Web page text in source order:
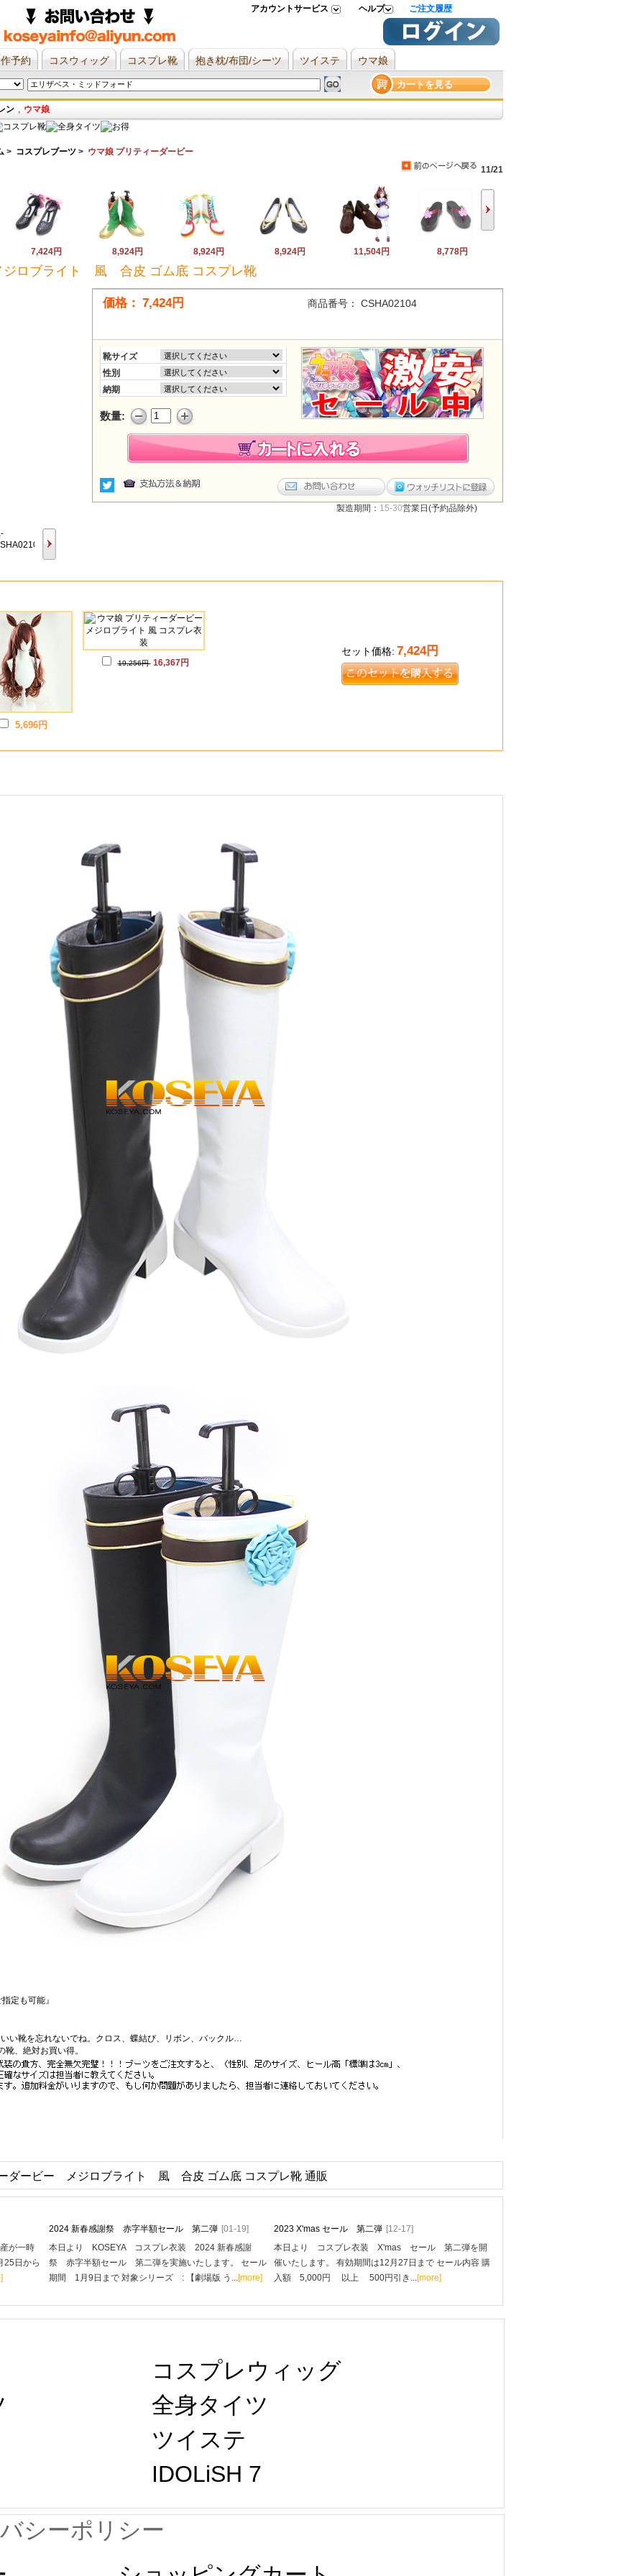
アカウントサービス ヘルプ ご注文履歴
予約 コスウィッグ コスプレ靴 抱き枕/布団/シーツ ツイステ ウマ娘
カートを見る
ン , ウマ娘
> コスプレブーツ > ウマ娘 プリティーダービー
11/21
7,424円 8,924円 8,924円 8,924円 11,504円 8,778円
ロブライト 風 合皮 ゴム底 コスプレ靴
価格： 7,424円 商品番号： CSHA02104
靴サイズ
性別
納期
数量:
製造期間： 15-30営業日(予約品除外)
5,696円
19,256円 16,367円
セット価格: 7,424円
定も可能』
い靴を忘れないでね。クロス、蝶結び、リボン、バックル…
、絶対お買い得。
ダービー メジロブライト 風 合皮 ゴム底 コスプレ靴 通販
が一時
25日から
2024 新春感謝祭 赤字半額セール 第二弾 [01-19]
本日より KOSEYA コスプレ衣装 2024 新春感謝
祭 赤字半額セール 第二弾を実施いたします。 セール
期間 1月9日まで 対象シリーズ : 【劇場版 う...[more]
2023 X'mas セール 第二弾 [12-17]
本日より コスプレ衣装 X'mas セール 第二弾を開
催いたします。 有効期間は12月27日まで セール内容 購
入額 5,000円 以上 500円引き...[more]
コスプレウィッグ
全身タイツ
ツイステ
IDOLiSH 7
シーポリシー